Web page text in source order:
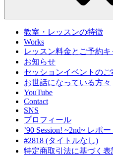
教室・レッスンの特徴
Works
レッスン料金とご予約
お知らせ
セッションイベントのご
お世話になっている方々
YouTube
Contact
SNS
プロフィール
’90 Session! ~2nd~ レポー
#2818 (タイトルなし)
特定商取引法に基づく表